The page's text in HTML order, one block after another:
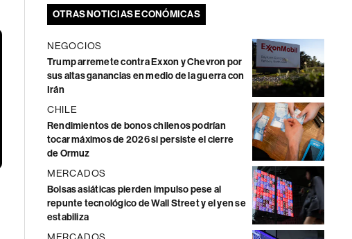
OTRAS NOTICIAS ECONÓMICAS
NEGOCIOS
Trump arremete contra Exxon y Chevron por
sus altas ganancias en medio de la guerra con
Irán
CHILE
Rendimientos de bonos chilenos podrían
tocar máximos de 2026 si persiste el cierre
de Ormuz
MERCADOS
Bolsas asiáticas pierden impulso pese al
repunte tecnológico de Wall Street y el yen se
estabiliza
MERCADOS